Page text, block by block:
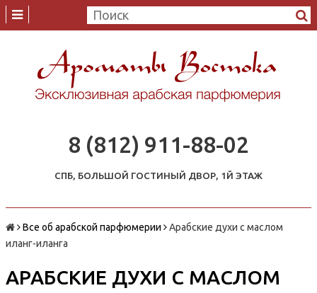
8 (812) 911-88-02
СПБ, БОЛЬШОЙ ГОСТИНЫЙ ДВОР, 1Й ЭТАЖ
Все об арабской парфюмерии
Арабские духи с маслом
иланг-иланга
АРАБСКИЕ ДУХИ С МАСЛОМ